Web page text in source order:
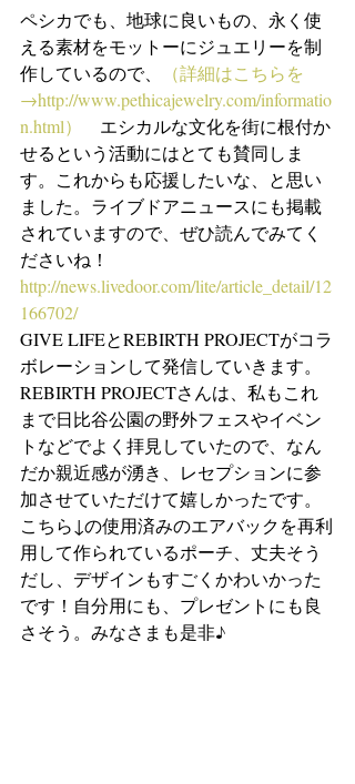
ペシカでも、地球に良いもの、永く使
える素材をモットーにジュエリーを制
作しているので、
（詳細はこちらを
→http://www.pethicajewelry.com/informatio
n.html）
エシカルな文化を街に根付か
せるという活動にはとても賛同しま
す。これからも応援したいな、と思い
ました。ライブドアニュースにも掲載
されていますので、ぜひ読んでみてく
ださいね！
http://news.livedoor.com/lite/article_detail/12
166702/
GIVE LIFEとREBIRTH PROJECTがコラ
ボレーションして発信していきます。
REBIRTH PROJECTさんは、私もこれ
まで日比谷公園の野外フェスやイベン
トなどでよく拝見していたので、なん
だか親近感が湧き、レセプションに参
加させていただけて嬉しかったです。
こちら↓の使用済みのエアバックを再利
用して作られているポーチ、丈夫そう
だし、デザインもすごくかわいかった
です！自分用にも、プレゼントにも良
さそう。みなさまも是非♪